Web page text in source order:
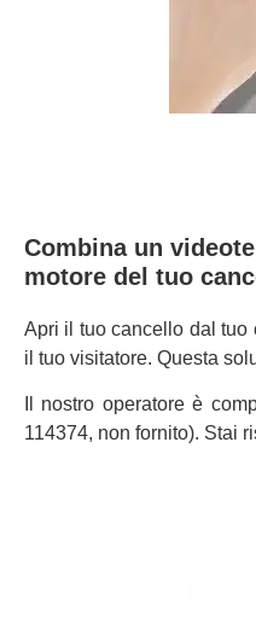
Combina un
motore del tuo
Apri il tuo cancello dal tuo
il tuo visitatore. Questa
Il nostro operatore è
114374, non fornito). Stai